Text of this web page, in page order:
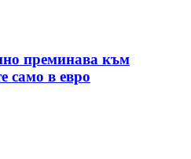
преминава към
само в евро